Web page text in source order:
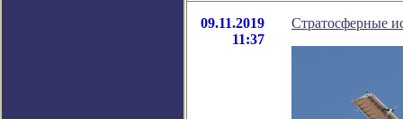
09.11.2019
11:37
Стратосферные